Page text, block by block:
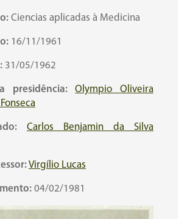
Ciencias aplicadas à Medicina
16/11/1961
31/05/1962
presidência:
Olympio Oliveira
Carlos Benjamin da Silva
Virgílio Lucas
04/02/1981